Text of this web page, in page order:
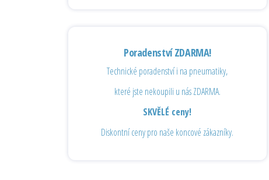
Poradenství ZDARMA!
Technické poradenství i na pneumatiky,
které jste nekoupili u nás ZDARMA.
SKVĚLÉ ceny!
Diskontní ceny pro naše koncové zákazníky.